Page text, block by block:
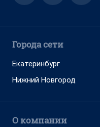
Города сети
Екатеринбург
Нижний Новгород
О компании